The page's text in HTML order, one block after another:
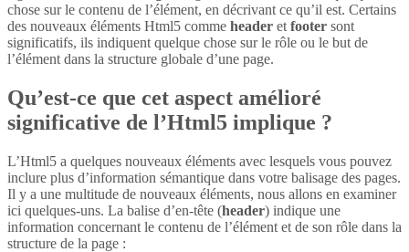
chose sur le contenu de l’élément, en décrivant ce qu’il est. Certains
des nouveaux éléments Html5 comme header et footer sont
significatifs, ils indiquent quelque chose sur le rôle ou le but de
l’élément dans la structure globale d’une page.
Qu’est-ce que cet aspect amélioré
significative de l’Html5 implique ?
L’Html5 a quelques nouveaux éléments avec lesquels vous pouvez
inclure plus d’information sémantique dans votre balisage des pages.
Il y a une multitude de nouveaux éléments, nous allons en examiner
ici quelques-uns. La balise d’en-tête (header) indique une
information concernant le contenu de l’élément et de son rôle dans la
structure de la page :